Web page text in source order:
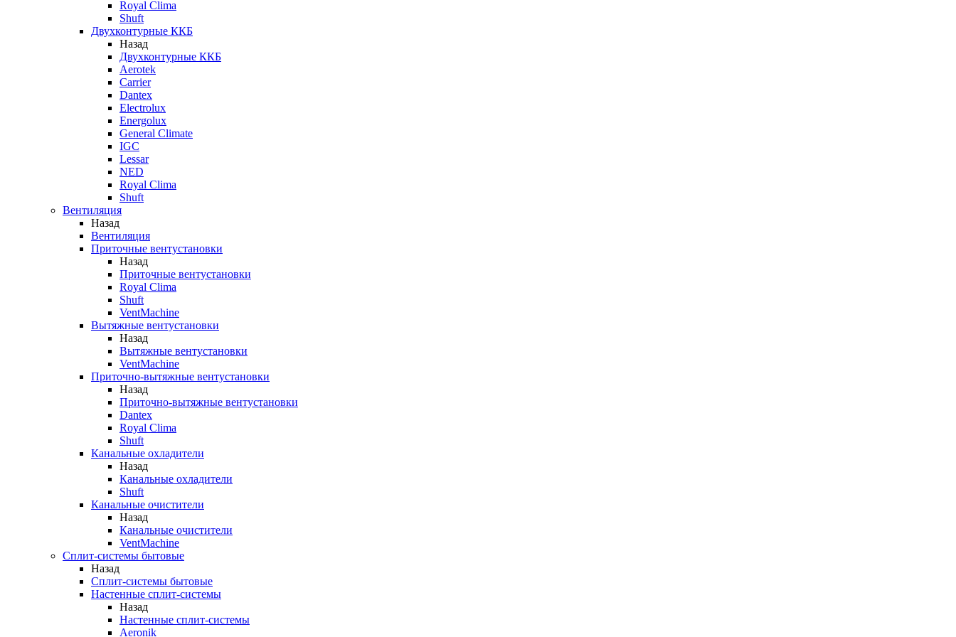
Royal Clima
Shuft
Двухконтурные ККБ
Назад
Двухконтурные ККБ
Aerotek
Carrier
Dantex
Electrolux
Energolux
General Climate
IGC
Lessar
NED
Royal Clima
Shuft
Вентиляция
Назад
Вентиляция
Приточные вентустановки
Назад
Приточные вентустановки
Royal Clima
Shuft
VentMachine
Вытяжные вентустановки
Назад
Вытяжные вентустановки
VentMachine
Приточно-вытяжные вентустановки
Назад
Приточно-вытяжные вентустановки
Dantex
Royal Clima
Shuft
Канальные охладители
Назад
Канальные охладители
Shuft
Канальные очистители
Назад
Канальные очистители
VentMachine
Сплит-системы бытовые
Назад
Сплит-системы бытовые
Настенные сплит-системы
Назад
Настенные сплит-системы
Aeronik